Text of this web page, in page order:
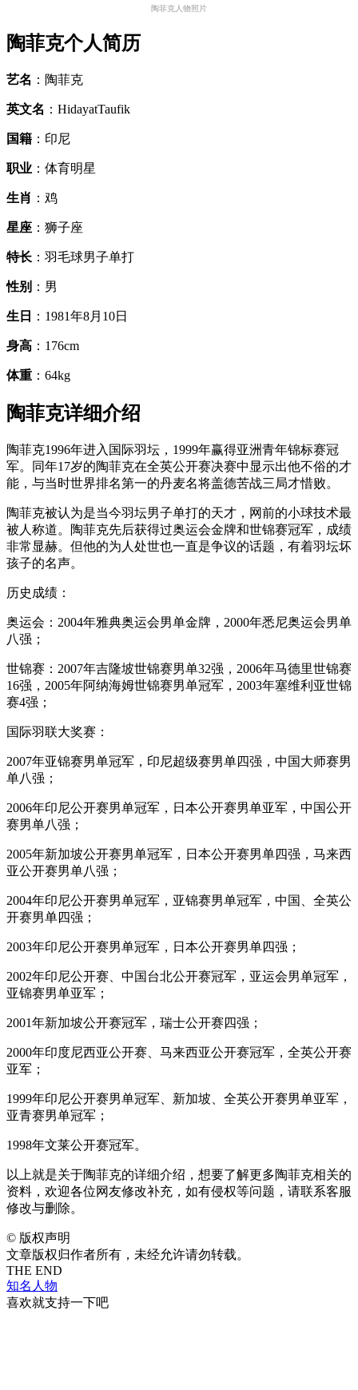
陶菲克人物照片
陶菲克个人简历
艺名 ：陶菲克
英文名 ：HidayatTaufik
国籍 ：印尼
职业 ：体育明星
生肖 ：鸡
星座 ：狮子座
特长 ：羽毛球男子单打
性别 ：男
生日 ：1981年8月10日
身高 ：176cm
体重 ：64kg
陶菲克详细介绍
陶菲克1996年进入国际羽坛，1999年赢得亚洲青年锦标赛冠
军。同年17岁的陶菲克在全英公开赛决赛中显示出他不俗的才
能，与当时世界排名第一的丹麦名将盖德苦战三局才惜败。
陶菲克被认为是当今羽坛男子单打的天才，网前的小球技术最
被人称道。陶菲克先后获得过奥运会金牌和世锦赛冠军，成绩
非常显赫。但他的为人处世也一直是争议的话题，有着羽坛坏
孩子的名声。
历史成绩：
奥运会：2004年雅典奥运会男单金牌，2000年悉尼奥运会男单
八强；
世锦赛：2007年吉隆坡世锦赛男单32强，2006年马德里世锦赛
16强，2005年阿纳海姆世锦赛男单冠军，2003年塞维利亚世锦
赛4强；
国际羽联大奖赛：
2007年亚锦赛男单冠军，印尼超级赛男单四强，中国大师赛男
单八强；
2006年印尼公开赛男单冠军，日本公开赛男单亚军，中国公开
赛男单八强；
2005年新加坡公开赛男单冠军，日本公开赛男单四强，马来西
亚公开赛男单八强；
2004年印尼公开赛男单冠军，亚锦赛男单冠军，中国、全英公
开赛男单四强；
2003年印尼公开赛男单冠军，日本公开赛男单四强；
2002年印尼公开赛、中国台北公开赛冠军，亚运会男单冠军，
亚锦赛男单亚军；
2001年新加坡公开赛冠军，瑞士公开赛四强；
2000年印度尼西亚公开赛、马来西亚公开赛冠军，全英公开赛
亚军；
1999年印尼公开赛男单冠军、新加坡、全英公开赛男单亚军，
亚青赛男单冠军；
1998年文莱公开赛冠军。
以上就是关于陶菲克的详细介绍，想要了解更多陶菲克相关的
资料，欢迎各位网友修改补充，如有侵权等问题，请联系客服
修改与删除。
© 版权声明
文章版权归作者所有，未经允许请勿转载。
THE END
知名人物
喜欢就支持一下吧